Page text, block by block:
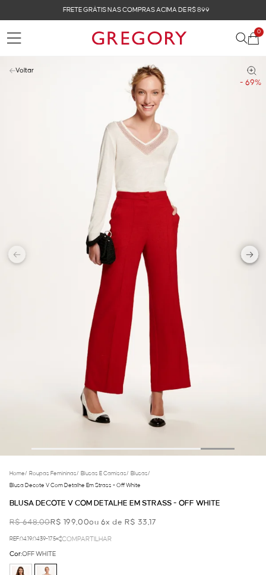
FRETE GRÁTIS NAS COMPRAS ACIMA DE R$ 899
0
- 69%
Voltar
Home/ Roupas Femininas/ Blusas E Camisas/ Blusas/
Blusa Decote V Com Detalhe Em Strass - Off White
BLUSA DECOTE V COM DETALHE EM STRASS - OFF WHITE
R$ 648,00R$ 199,00ou 6x de R$ 33,17
REF.04.19.0439-175 COMPARTILHAR
Cor:OFF WHITE